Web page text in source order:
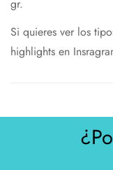
gr.
Si quieres ver los
highlights en